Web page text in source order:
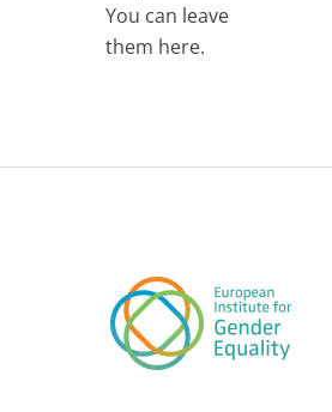
You can leave
them here.